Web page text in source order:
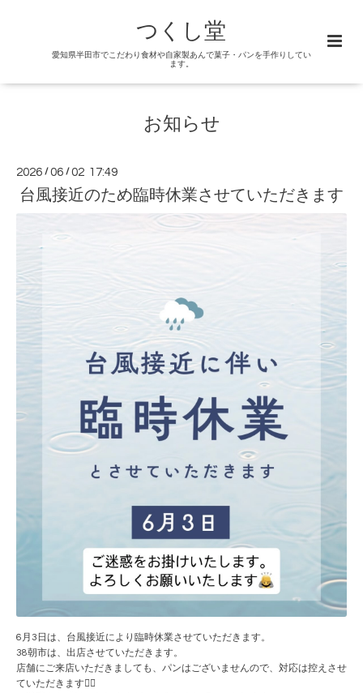
つくし堂
愛知県半田市でこだわり食材や自家製あんで菓子・パンを手作りしてい
ます。
お知らせ
2026 /06 /02 17:49
台風接近のため臨時休業させていただきます
6月3日は、台風接近により臨時休業させていただきます。
38朝市は、出店させていただきます。
店舗にご来店いただきましても、パンはございませんので、対応は控えさせ
ていただきます🙇‍♀️